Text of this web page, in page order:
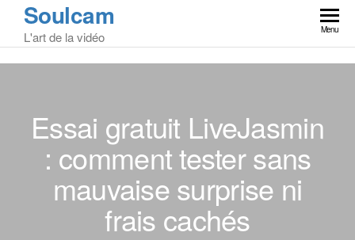
Soulcam
L'art de la vidéo Menu
Essai gratuit LiveJasmin
: comment tester sans
mauvaise surprise ni
frais cachés